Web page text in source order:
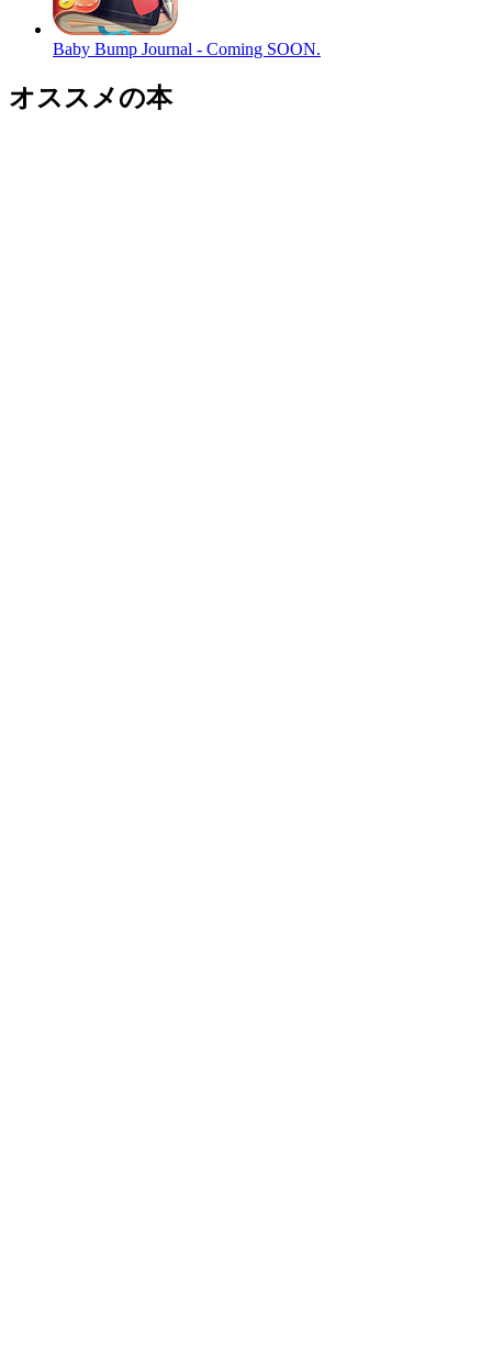
Baby Bump Journal - Coming SOON.
オススメの本